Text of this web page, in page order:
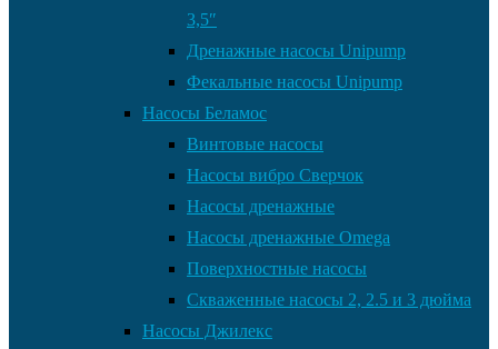
3,5″
Дренажные насосы Unipump
Фекальные насосы Unipump
Насосы Беламос
Винтовые насосы
Насосы вибро Сверчок
Насосы дренажные
Насосы дренажные Omega
Поверхностные насосы
Скваженные насосы 2, 2.5 и 3 дюйма
Насосы Джилекс